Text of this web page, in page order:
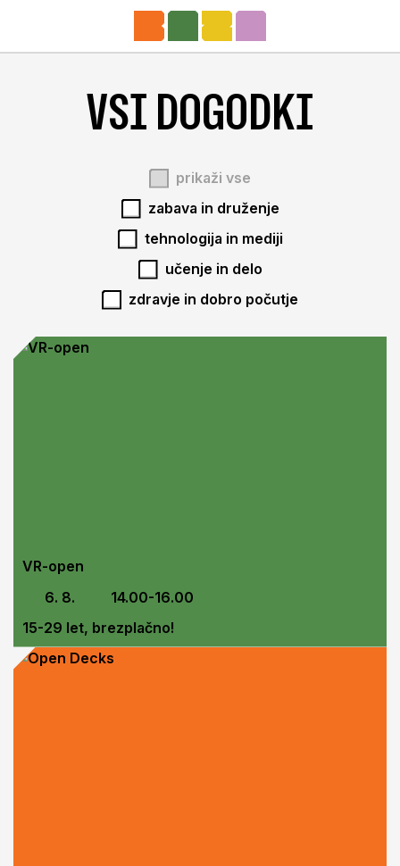
VSI DOGODKI
prikaži vse
zabava in druženje
tehnologija in mediji
učenje in delo
zdravje in dobro počutje
VR-open
6. 8.
14.00-16.00
15-29 let, brezplačno!